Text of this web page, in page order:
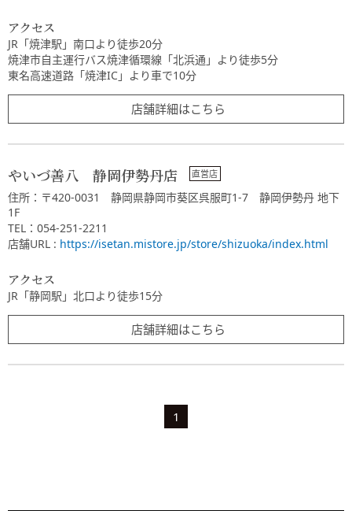
アクセス
JR「焼津駅」南口より徒歩20分
焼津市自主運行バス焼津循環線「北浜通」より徒歩5分
東名高速道路「焼津IC」より車で10分
店舗詳細はこちら
やいづ善八 静岡伊勢丹店
住所：〒420-0031 静岡県静岡市葵区呉服町1-7 静岡伊勢丹 地下
1F
TEL：054-251-2211
店舗URL : https://isetan.mistore.jp/store/shizuoka/index.html
アクセス
JR「静岡駅」北口より徒歩15分
店舗詳細はこちら
1